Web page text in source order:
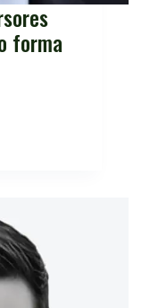
forma